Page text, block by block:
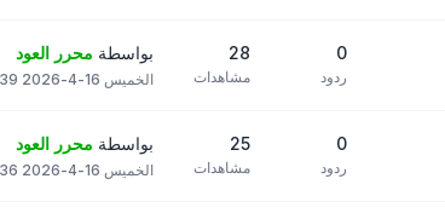
0
ردود
28
مشاهدات
بواسطة محرر العود
الخميس 16-4-2026 10:39 am
0
ردود
25
مشاهدات
بواسطة محرر العود
الخميس 16-4-2026 10:36 am